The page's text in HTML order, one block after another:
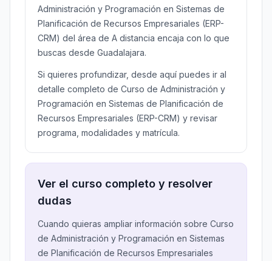
Administración y Programación en Sistemas de
Planificación de Recursos Empresariales (ERP-
CRM) del área de A distancia encaja con lo que
buscas desde Guadalajara.
Si quieres profundizar, desde aquí puedes ir al
detalle completo de Curso de Administración y
Programación en Sistemas de Planificación de
Recursos Empresariales (ERP-CRM) y revisar
programa, modalidades y matrícula.
Ver el curso completo y resolver
dudas
Cuando quieras ampliar información sobre Curso
de Administración y Programación en Sistemas
de Planificación de Recursos Empresariales